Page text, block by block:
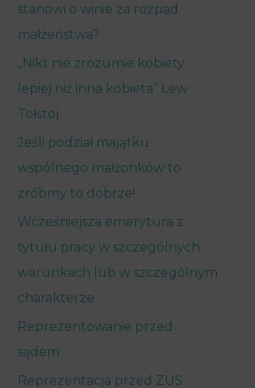
stanowi o winie za rozpad
małżeństwa?
„Nikt nie zrozumie kobiety
lepiej niż inna kobieta” Lew
Tołstoj
Jeśli podział majątku
wspólnego małżonków to
zróbmy to dobrze!
Wcześniejsza emerytura z
tytułu pracy w szczególnych
warunkach lub w szczególnym
charakterze
Reprezentowanie przed
sądem
Reprezentacja przed ZUS